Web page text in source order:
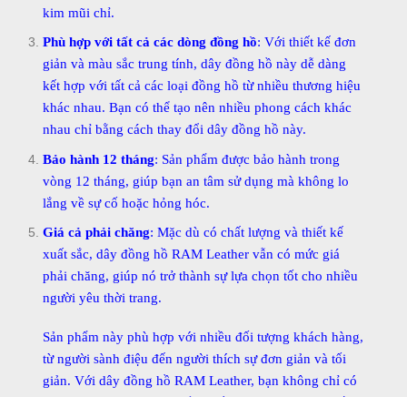
kim mũi chỉ.
Phù hợp với tất cả các dòng đồng hồ: Với thiết kế đơn
giản và màu sắc trung tính, dây đồng hồ này dễ dàng
kết hợp với tất cả các loại đồng hồ từ nhiều thương hiệu
khác nhau. Bạn có thể tạo nên nhiều phong cách khác
nhau chỉ bằng cách thay đổi dây đồng hồ này.
Bảo hành 12 tháng: Sản phẩm được bảo hành trong
vòng 12 tháng, giúp bạn an tâm sử dụng mà không lo
lắng về sự cố hoặc hỏng hóc.
Giá cả phải chăng: Mặc dù có chất lượng và thiết kế
xuất sắc, dây đồng hồ RAM Leather vẫn có mức giá
phải chăng, giúp nó trở thành sự lựa chọn tốt cho nhiều
người yêu thời trang.
Sản phẩm này phù hợp với nhiều đối tượng khách hàng,
từ người sành điệu đến người thích sự đơn giản và tối
giản. Với dây đồng hồ RAM Leather, bạn không chỉ có